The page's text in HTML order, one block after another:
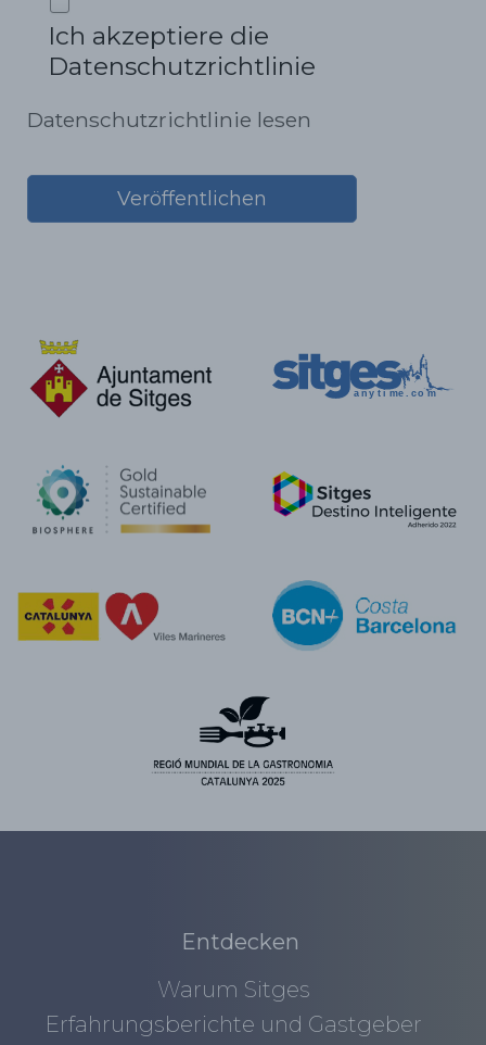
Ich akzeptiere die
Datenschutzrichtlinie
Datenschutzrichtlinie lesen
Entdecken
Warum Sitges
Erfahrungsberichte und Gastgeber